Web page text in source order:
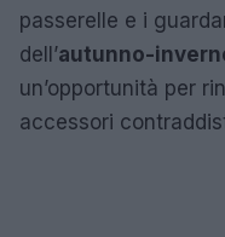
passerelle e i
dell’autunno-
un’opportunità per
accessori